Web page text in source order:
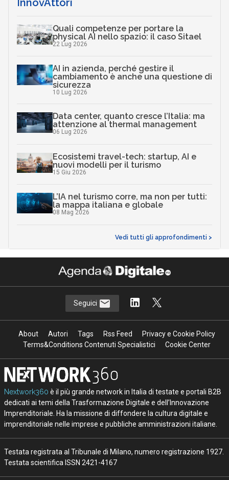
InnovAttori
Quali competenze per portare la
physical AI nello spazio: il caso Sitael
22 Lug 2026
AI in azienda, perché gestire il
cambiamento è anche una questione di
sicurezza
10 Lug 2026
Data center, quanto cresce l’Italia: ma
attenzione al thermal management
06 Lug 2026
Ecosistemi travel-tech: startup, AI e
nuovi modelli per il turismo
15 Giu 2026
L’IA nel turismo corre, ma non per tutti:
la mappa italiana e globale
08 Mag 2026
Vedi tutti gli approfondimenti >
Seguici
About Autori Tags Rss Feed
Privacy e Cookie Policy
Terms&Conditions Contenuti Specialistici
Cookie Center
Nextwork360 è il più grande network in Italia di testate e portali B2B
dedicati ai temi della Trasformazione Digitale e dell’Innovazione
Imprenditoriale. Ha la missione di diffondere la cultura digitale e
imprenditoriale nelle imprese e pubbliche amministrazioni italiane.
Testata registrata al Tribunale di Milano, numero registrazione 1927.
Testata scientifica ISSN 2421-4167